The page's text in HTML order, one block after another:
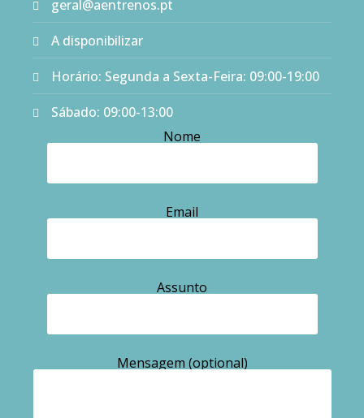
geral@aentrenos.pt
A disponibilizar
Horário: Segunda a Sexta-Feira: 09:00-19:00
Sábado: 09:00-13:00
Nome
Email
Assunto
Mensagem (optional)